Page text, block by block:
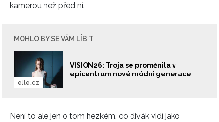
kamerou než před ní.
MOHLO BY SE VÁM LÍBIT
VISION26: Troja se proměnila v
epicentrum nové módní generace
elle.cz
Není to ale jen o tom hezkém, co divák vidí jako